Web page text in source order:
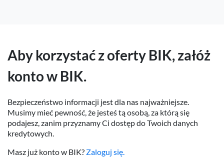
Aby korzystać z oferty BIK, załóż
konto w BIK.
Bezpieczeństwo informacji jest dla nas najważniejsze.
Musimy mieć pewność, że jesteś tą osobą, za którą się
podajesz, zanim przyznamy Ci dostęp do Twoich danych
kredytowych.
Masz już konto w BIK? Zaloguj się.